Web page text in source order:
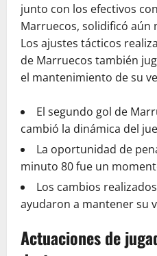
junto con los efectivos
Marruecos, solidificó aún
Los ajustes tácticos
de Marruecos también
el mantenimiento de su
El segundo gol de
cambió la dinámica del
La oportunidad de
minuto 80 fue un
Los cambios
ayudaron a mantener su
Actuaciones de